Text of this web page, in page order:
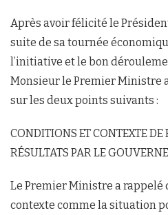
Après avoir félicité le
suite de sa tournée
l’initiative et le bon
Monsieur le Premier Ministre
sur les deux points suivants :
CONDITIONS ET CONTEXTE DE
RÉSULTATS PAR LE
Le Premier Ministre a rappelé
contexte comme la situation